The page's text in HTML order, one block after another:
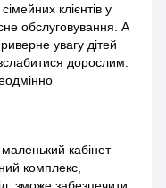
клієнтів у
обслуговування. А
увагу дітей
дорослим.
кабінет
комплекс,